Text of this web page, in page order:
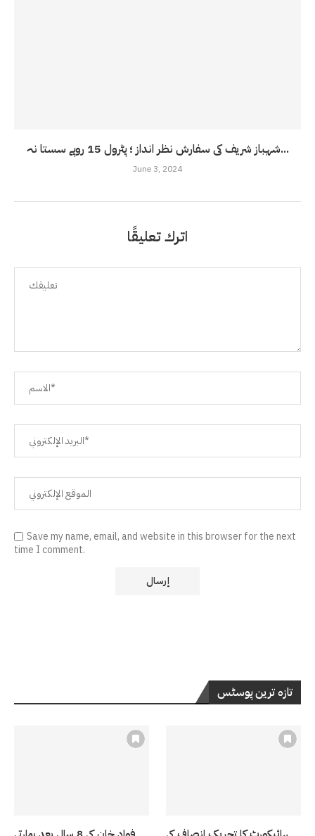
شہباز شریف کی سفارش نظر انداز ؛ پٹرول 15 روپے سستا نہ...
June 3, 2024
اترك تعليقًا
Save my name, email, and website in this browser for the next
time I comment.
تازہ ترین پوسٹس